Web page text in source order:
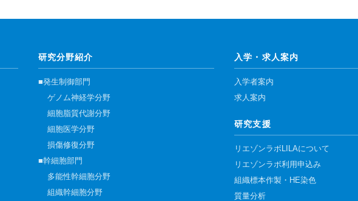
研究試料供給
In situ hybridization
キャピラリーシーケンス
予 約
共通機器予約
カンファレンス・ルーム予約
研究分野紹介
■発生制御部門
ゲノム神経学分野
細胞脂質代謝分野
細胞医学分野
損傷修復分野
■幹細胞部門
多能性幹細胞分野
組織幹細胞分野
入学・求人案内
入学者案内
求人案内
研究支援
リエゾンラボLILAについて
リエゾンラボ利用申込み
組織標本作製・HE染色
質量分析